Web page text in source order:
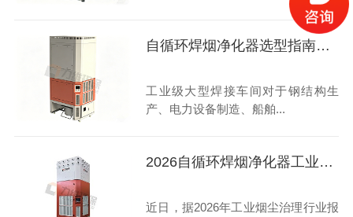
自循环焊烟净化器选型指南大揭秘
工业级大型焊接车间对于钢结构生
产、电力设备制造、船舶...
2026自循环焊烟净化器工业级高性价比畅销型号选购指南
近日，据2026年工业烟尘治理行业报